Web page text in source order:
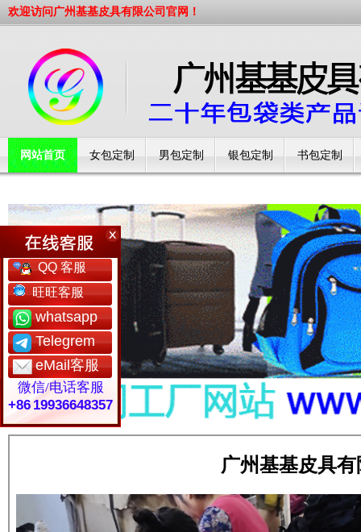
欢迎访问广州基基皮具有限公司官网！
网站首页 女包定制 男包定制 银包定制 书包定制
QQ 客服
旺旺客服
whatsapp
Telegrem
eMail客服
微信/电话客服
+86 19936648357